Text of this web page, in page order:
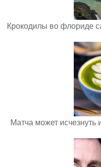
Крокодилы во флориде
Матча может исчезнуть